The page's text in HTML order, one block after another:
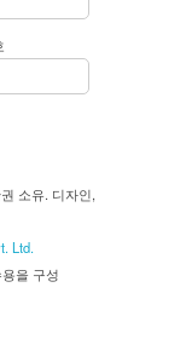
소유. 디자인,
Ltd.
을 구성